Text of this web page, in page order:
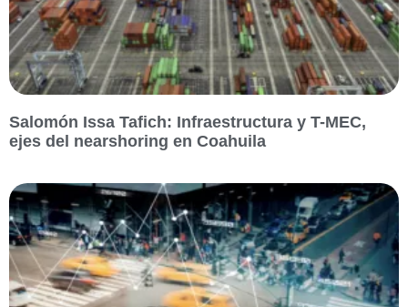
Salomón Issa Tafich: Infraestructura y T-MEC,
ejes del nearshoring en Coahuila